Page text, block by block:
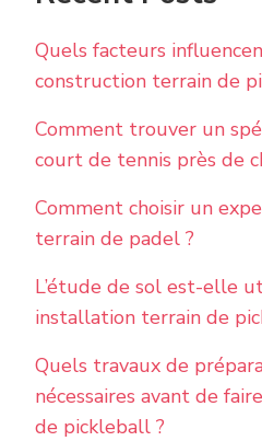
Quels facteurs
construction terrain de
Comment trouver un
court de tennis près de
Comment choisir un
terrain de padel ?
L’étude de sol est-elle
installation terrain de
Quels travaux de
nécessaires avant de
de pickleball ?